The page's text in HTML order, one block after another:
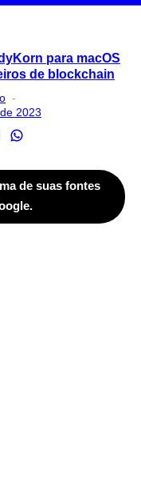
para macOS
de blockchain
on
2023
de suas fontes